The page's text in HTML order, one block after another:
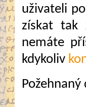
uživateli
získat tak
nemáte
kdykoliv